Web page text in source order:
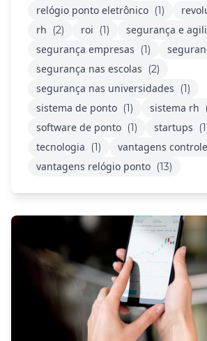
relógio ponto eletrônico (1)
rh (2) roi (1) segurança e
segurança empresas (1)
segurança nas escolas (2)
segurança nas universidades (1)
sistema de ponto (1) sistema rh
software de ponto (1) startups
tecnologia (1) vantagens
vantagens relógio ponto (13)